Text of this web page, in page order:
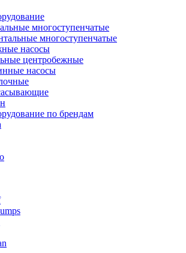
многоступенчатые
многоступенчатые
насосы
центробежные
насосы
по брендам